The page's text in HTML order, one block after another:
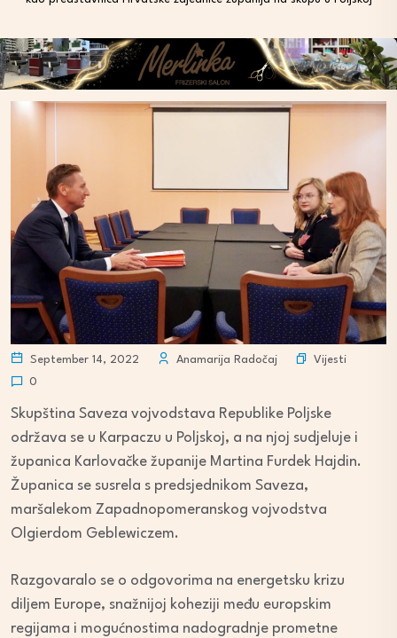
September 14, 2022 Anamarija Radočaj
Vijesti
0
Skupština Saveza vojvodstava Republike Poljske
održava se u Karpaczu u Poljskoj, a na njoj sudjeluje i
županica Karlovačke županije Martina Furdek Hajdin.
Županica se susrela s predsjednikom Saveza,
maršalekom Zapadnopomeranskog vojvodstva
Olgierdom Geblewiczem.
Razgovaralo se o odgovorima na energetsku krizu
diljem Europe, snažnijoj koheziji među europskim
regijama i mogućnostima nadogradnje prometne